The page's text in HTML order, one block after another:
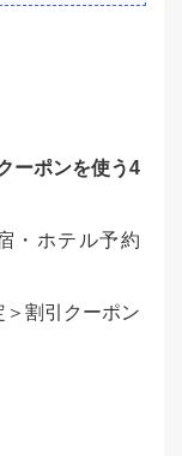
ーポンを使う4
・ホテル予約
割引クーポン